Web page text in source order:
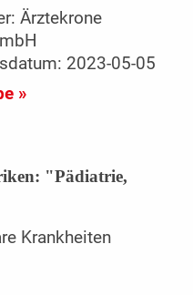
Ärztekrone
2023-05-05
»
"Pädiatrie,
Krankheiten